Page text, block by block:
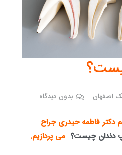
اصفهان بدون دیدگاه
دکتر فاطمه حیدری جراح
دندان چیست؟ می پردازیم.